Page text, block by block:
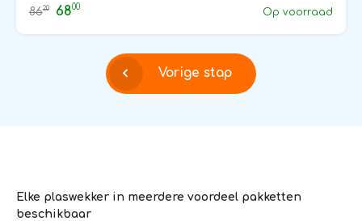
8620 6800 Op voorraad
Vorige stap
Elke plaswekker in meerdere voordeel pakketten
beschikbaar